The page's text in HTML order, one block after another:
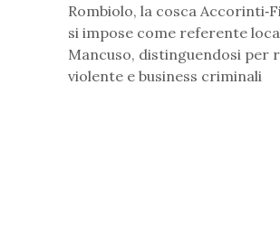
Rombiolo, la cosca
si impose come referente
Mancuso, distinguendosi per
violente e business criminali